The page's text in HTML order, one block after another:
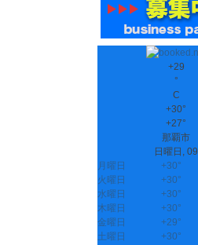
+29
°
C
+30°
+27°
那覇市
日曜日, 09
月曜日
+30°
火曜日
+30°
水曜日
+30°
木曜日
+30°
金曜日
+29°
土曜日
+30°